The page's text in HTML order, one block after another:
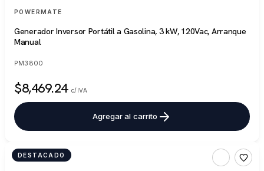
POWERMATE
Generador Inversor Portátil a Gasolina, 3 kW, 120Vac, Arranque
Manual
PM3800
$8,469.24 c/IVA
Agregar al carrito
DESTACADO